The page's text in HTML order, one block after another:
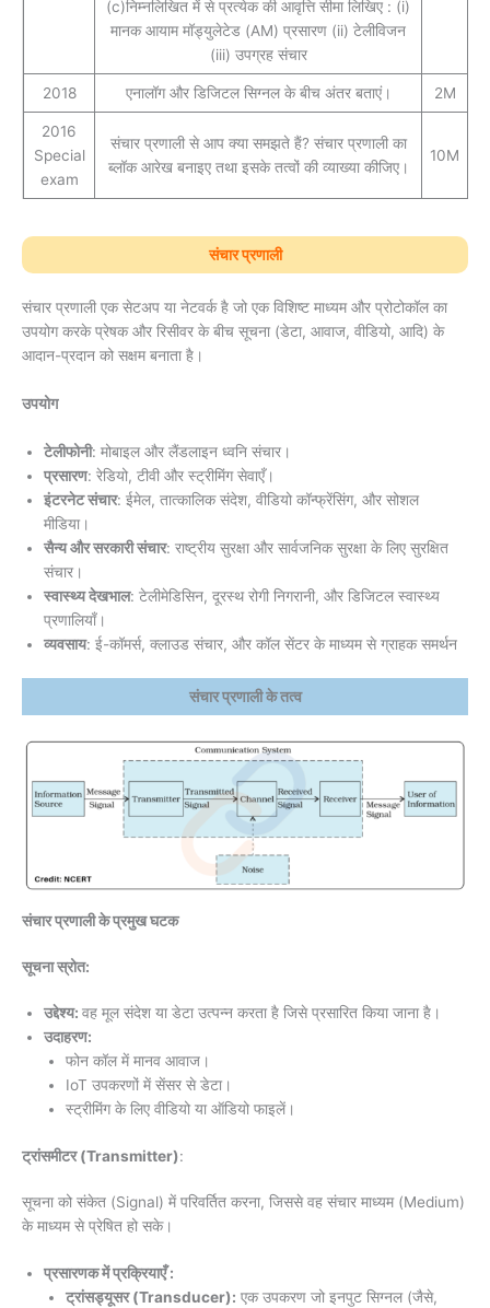
(c)निम्नलिखित में से प्रत्येक की आवृत्ति सीमा लिखिए : (i)
मानक आयाम मॉड्युलेटेड (AM) प्रसारण (ii) टेलीविजन
(iii) उपग्रह संचार
2018 एनालॉग और डिजिटल सिग्नल के बीच अंतर बताएं। 2M
2016
Special
exam
संचार प्रणाली से आप क्या समझते हैं? संचार प्रणाली का
ब्लॉक आरेख बनाइए तथा इसके तत्वों की व्याख्या कीजिए।
10M
संचार प्रणाली
संचार प्रणाली एक सेटअप या नेटवर्क है जो एक विशिष्ट माध्यम और प्रोटोकॉल का
उपयोग करके प्रेषक और रिसीवर के बीच सूचना (डेटा, आवाज, वीडियो, आदि) के
आदान-प्रदान को सक्षम बनाता है।
उपयोग
टेलीफोनी: मोबाइल और लैंडलाइन ध्वनि संचार।
प्रसारण: रेडियो, टीवी और स्ट्रीमिंग सेवाएँ।
इंटरनेट संचार: ईमेल, तात्कालिक संदेश, वीडियो कॉन्फ्रेंसिंग, और सोशल
मीडिया।
सैन्य और सरकारी संचार: राष्ट्रीय सुरक्षा और सार्वजनिक सुरक्षा के लिए सुरक्षित
संचार।
स्वास्थ्य देखभाल: टेलीमेडिसिन, दूरस्थ रोगी निगरानी, और डिजिटल स्वास्थ्य
प्रणालियाँ।
व्यवसाय: ई-कॉमर्स, क्लाउड संचार, और कॉल सेंटर के माध्यम से ग्राहक समर्थन
संचार प्रणाली के तत्व
संचार प्रणाली के प्रमुख घटक
सूचना स्रोत:
उद्देश्य: वह मूल संदेश या डेटा उत्पन्न करता है जिसे प्रसारित किया जाना है।
उदाहरण:
फोन कॉल में मानव आवाज।
IoT उपकरणों में सेंसर से डेटा।
स्ट्रीमिंग के लिए वीडियो या ऑडियो फाइलें।
ट्रांसमीटर (Transmitter):
सूचना को संकेत (Signal) में परिवर्तित करना, जिससे वह संचार माध्यम (Medium)
के माध्यम से प्रेषित हो सके।
प्रसारणक में प्रक्रियाएँ :
ट्रांसड्यूसर (Transducer): एक उपकरण जो इनपुट सिग्नल (जैसे,